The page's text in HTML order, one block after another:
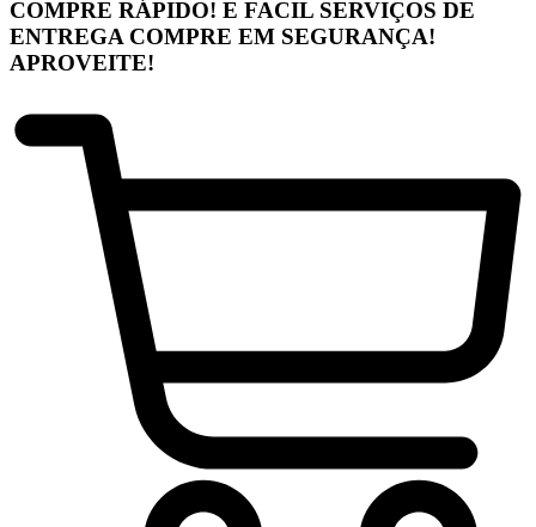
COMPRE RÁPIDO! E FACIL SERVIÇOS DE
ENTREGA COMPRE EM SEGURANÇA!
APROVEITE!